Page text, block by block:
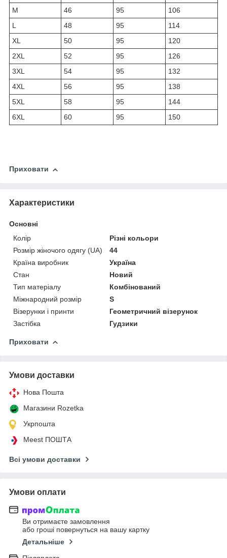
M
46 95
106
L
48 95
114
XL
50 95
120
2XL
52 95
126
3XL
54 95
132
4XL
56 95
138
5XL
58 95
144
6XL
60 95 150
Приховати
Характеристики
Основні
Колір
Різні кольори
Розмір жіночого одягу (UA)
44
Країна виробник
Україна
Стан
Новий
Тип матеріалу
Комбінований
Міжнародний розмір
S
Візерунки і принти
Геометричний візерунок
Застібка
Гудзики
Приховати
Умови доставки
Нова Пошта
Магазини Rozetka
Укрпошта
Meest ПОШТА
Всі умови доставки
Умови оплати
Ви отримаєте замовлення
або гроші повернуться на вашу картку
Детальніше